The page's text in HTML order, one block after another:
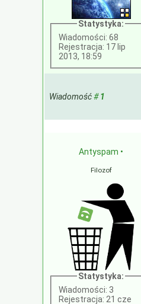
Statystyka:
Wiadomości: 68
Rejestracja: 17 lip
2013, 18:59
Wiadomość#1
Antyspam •
Filozof
Statystyka:
Wiadomości: 3
Rejestracja: 21 cze